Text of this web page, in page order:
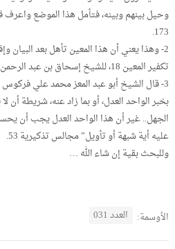
وحيل بينهم وبينه، فتأمل هذا الموضع واعرف
173.
2- وهذا يعني أن هذا المعين تأهل بعد البيان
تكفير المعين 18، للشيخ إسحاق بن عبد الرحمن بن حسن.
3- قال الشيخ أبو عبد المعز محمد علي
بخبر الواحد العدل، أو بما زاد عنه، شريطة أن
الجهل.. غير أن هذا الواحد العدل يجب أن
عليه أية شبهة أو تأويل” مجالس تذكيرية 53.
وللبحث بقية إن شاء الله …
الأوسمة: العدد 031